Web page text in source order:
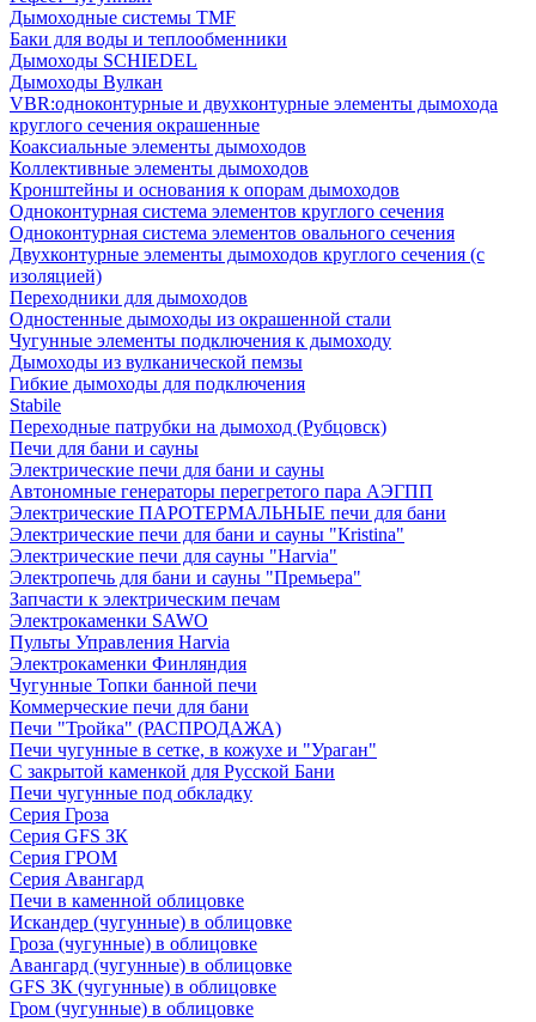
Дымоходные системы TMF
Баки для воды и теплообменники
Дымоходы SCHIEDEL
Дымоходы Вулкан
VBR:одноконтурные и двухконтурные элементы дымохода
круглого сечения окрашенные
Коаксиальные элементы дымоходов
Коллективные элементы дымоходов
Кронштейны и основания к опорам дымоходов
Одноконтурная система элементов круглого сечения
Одноконтурная система элементов овального сечения
Двухконтурные элементы дымоходов круглого сечения (с
изоляцией)
Переходники для дымоходов
Одностенные дымоходы из окрашенной стали
Чугунные элементы подключения к дымоходу
Дымоходы из вулканической пемзы
Гибкие дымоходы для подключения
Stabile
Переходные патрубки на дымоход (Рубцовск)
Печи для бани и сауны
Электрические печи для бани и сауны
Автономные генераторы перегретого пара АЭГПП
Электрические ПАРОТЕРМАЛЬНЫЕ печи для бани
Электрические печи для бани и сауны "Кristina"
Электрические печи для сауны "Harvia"
Электропечь для бани и сауны "Премьера"
Запчасти к электрическим печам
Электрокаменки SAWO
Пульты Управления Harvia
Электрокаменки Финляндия
Чугунные Топки банной печи
Коммерческие печи для бани
Печи "Тройка" (РАСПРОДАЖА)
Печи чугунные в сетке, в кожухе и "Ураган"
С закрытой каменкой для Русской Бани
Печи чугунные под обкладку
Серия Гроза
Серия GFS ЗК
Серия ГРОМ
Серия Авангард
Печи в каменной облицовке
Искандер (чугунные) в облицовке
Гроза (чугунные) в облицовке
Авангард (чугунные) в облицовке
GFS ЗК (чугунные) в облицовке
Гром (чугунные) в облицовке